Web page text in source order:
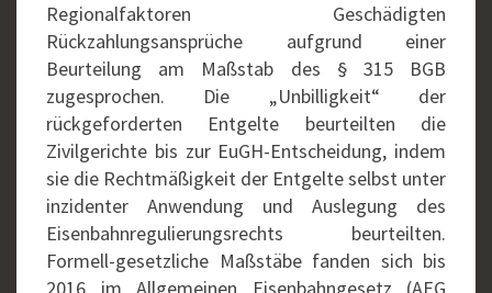
Regionalfaktoren Geschädigten
Rückzahlungsansprüche aufgrund einer
Beurteilung am Maßstab des § 315 BGB
zugesprochen. Die „Unbilligkeit“ der
rückgeforderten Entgelte beurteilten die
Zivilgerichte bis zur EuGH-Entscheidung, indem
sie die Rechtmäßigkeit der Entgelte selbst unter
inzidenter Anwendung und Auslegung des
Eisenbahnregulierungsrechts beurteilten.
Formell-gesetzliche Maßstäbe fanden sich bis